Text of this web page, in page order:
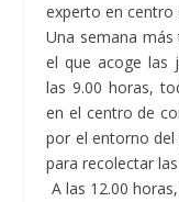
experto en centro
Una semana
el que acoge las
las 9.00 horas,
en el centro de
por el entorno del
para recolectar
A las 12.00